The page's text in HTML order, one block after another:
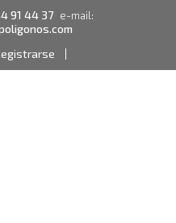
91 44 37 e-mail: